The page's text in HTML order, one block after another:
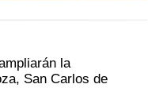
la
San Carlos de